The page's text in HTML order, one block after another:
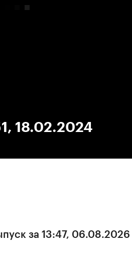
18.02.2024
за 13:47, 06.08.2026